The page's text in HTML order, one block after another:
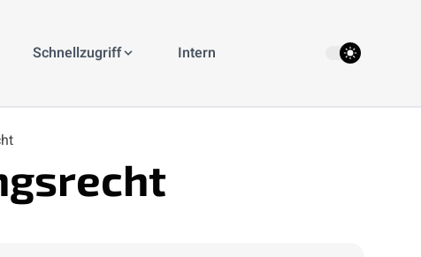
Schnellzugriff Intern theme switcher